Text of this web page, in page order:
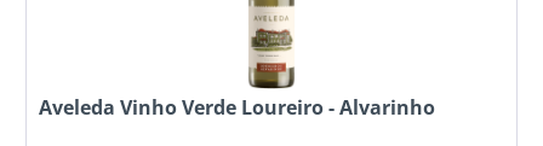
Aveleda Vinho Verde Loureiro - Alvarinho